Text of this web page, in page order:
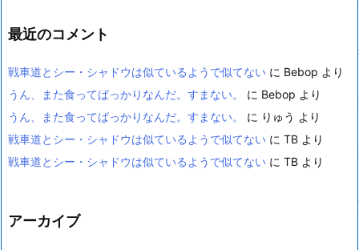
最近のコメント
戦車道とシー・シャドウは似ているようで似てない に Bebop より
うん、また食ってばっかりなんだ。すまない。
に Bebop より
うん、また食ってばっかりなんだ。すまない。
に りゅう より
戦車道とシー・シャドウは似ているようで似てない に TB より
戦車道とシー・シャドウは似ているようで似てない に TB より
アーカイブ